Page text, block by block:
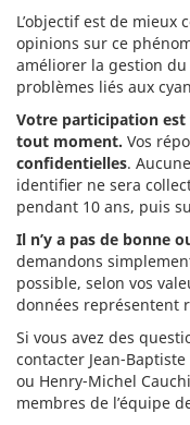
L’objectif est de mieux
opinions sur ce
améliorer la gestion
problèmes liés aux
Votre participation
tout moment. Vos
confidentielles.
identifier ne sera
pendant 10 ans, puis
Il n’y a pas de bonne
demandons
possible, selon vos
données représentent
Si vous avez des
contacter Jean-
ou Henry-Michel
membres de l’équipe